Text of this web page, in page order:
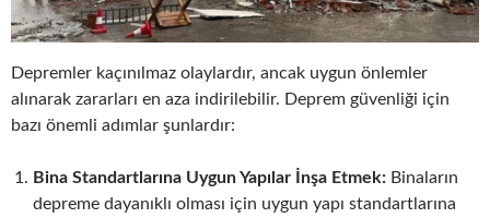
Depremler kaçınılmaz olaylardır, ancak uygun önlemler
alınarak zararları en aza indirilebilir. Deprem güvenliği için
bazı önemli adımlar şunlardır:
Bina Standartlarına Uygun Yapılar İnşa Etmek: Binaların
depreme dayanıklı olması için uygun yapı standartlarına